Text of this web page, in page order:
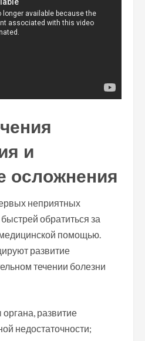
и
осложнения
неприятных
обратиться за
помощью.
развитие
течении болезни
развитие
недостаточности;